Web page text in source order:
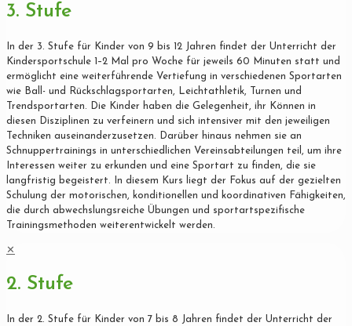
3. Stufe
In der 3. Stufe für Kinder von 9 bis 12 Jahren findet der Unterricht der
Kindersportschule 1–2 Mal pro Woche für jeweils 60 Minuten statt und
ermöglicht eine weiterführende Vertiefung in verschiedenen Sportarten
wie Ball- und Rückschlagsportarten, Leichtathletik, Turnen und
Trendsportarten. Die Kinder haben die Gelegenheit, ihr Können in
diesen Disziplinen zu verfeinern und sich intensiver mit den jeweiligen
Techniken auseinanderzusetzen. Darüber hinaus nehmen sie an
Schnuppertrainings in unterschiedlichen Vereinsabteilungen teil, um ihre
Interessen weiter zu erkunden und eine Sportart zu finden, die sie
langfristig begeistert. In diesem Kurs liegt der Fokus auf der gezielten
Schulung der motorischen, konditionellen und koordinativen Fähigkeiten,
die durch abwechslungsreiche Übungen und sportartspezifische
Trainingsmethoden weiterentwickelt werden.
✕
2. Stufe
In der 2. Stufe für Kinder von 7 bis 8 Jahren findet der Unterricht der